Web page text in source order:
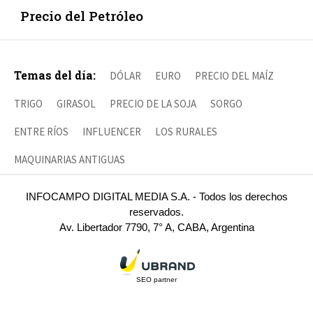
Precio del Petróleo
Temas del día: DÓLAR EURO PRECIO DEL MAÍZ
TRIGO GIRASOL PRECIO DE LA SOJA SORGO
ENTRE RÍOS INFLUENCER LOS RURALES
MAQUINARIAS ANTIGUAS
INFOCAMPO DIGITAL MEDIA S.A. - Todos los derechos
reservados.
Av. Libertador 7790, 7° A, CABA, Argentina
SEO partner